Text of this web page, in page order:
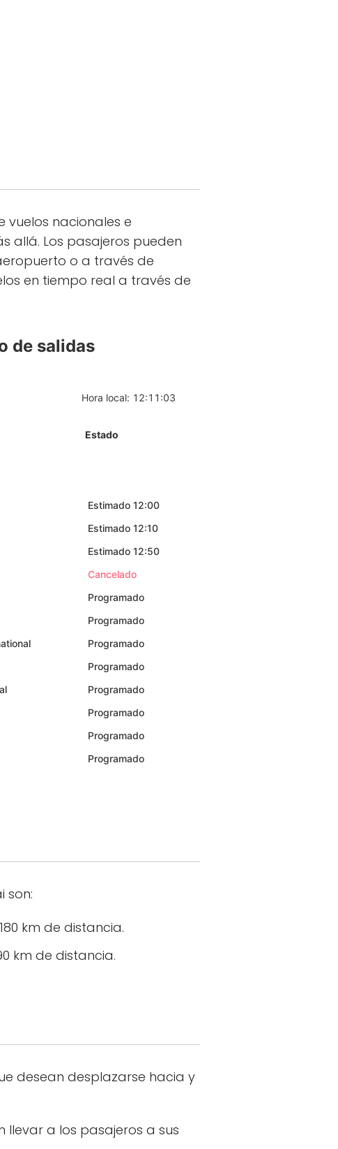
vuelos nacionales e
allá. Los pasajeros pueden
o a través de
en tiempo real a través de
son:
km de distancia.
km de distancia.
desean desplazarse hacia y
llevar a los pasajeros a sus